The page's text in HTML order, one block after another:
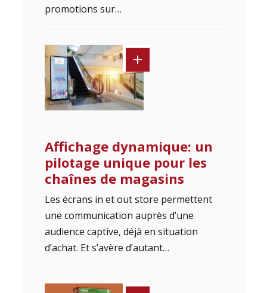
promotions sur…
Affichage dynamique: un
pilotage unique pour les
chaînes de magasins
Les écrans in et out store permettent
une communication auprès d’une
audience captive, déjà en situation
d’achat. Et s’avère d’autant…